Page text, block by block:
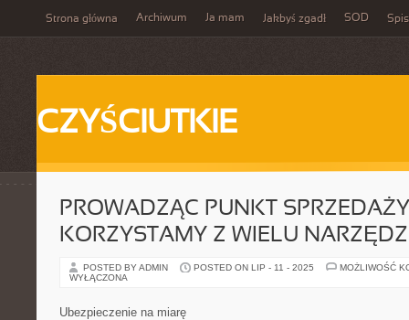
Strona główna Archiwum Ja mam Jakbyś zgadł SOD
CZYŚCIUTKIE
PROWADZĄC PUNKT SPRZEDAŻY
KORZYSTAMY Z WIELU
POSTED BY ADMIN POSTED ON LIP - 11 - 2025
MOŻLIWOŚĆ
WYŁĄCZONA
Ubezpieczenie na miarę